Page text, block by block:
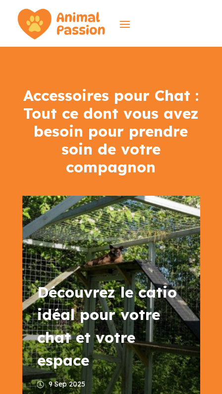
Accessoires pour Chat :
Tout ce dont vous avez
besoin pour prendre
soin de votre
compagnon
Découvrez le catio
idéal pour votre
chat et votre
espace
9 Sep 2025